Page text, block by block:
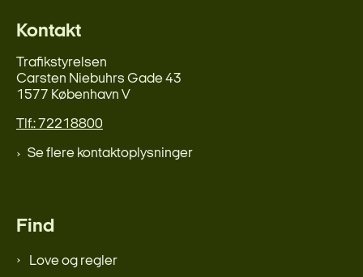
Kontakt
Trafikstyrelsen
Carsten Niebuhrs Gade 43
1577 København V
Tlf.: 72218800
Se flere kontaktoplysninger
Find
Love og regler